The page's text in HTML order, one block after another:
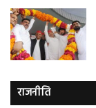
राजनीति